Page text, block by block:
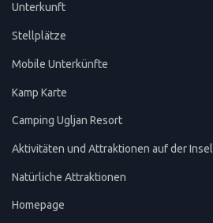
Unterkunft
Stellplätze
Mobile Unterkünfte
Kamp Karte
Camping Ugljan Resort
Aktivitäten und Attraktionen auf der Insel
Natürliche Attraktionen
Homepage